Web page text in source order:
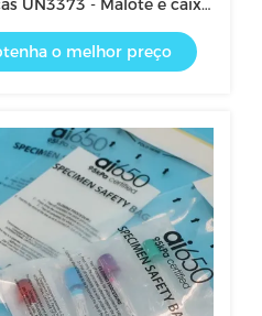
UN3373 - Malote e caixa
de espécimes
o melhor preço